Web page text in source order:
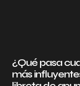
¿Qué pasa
más